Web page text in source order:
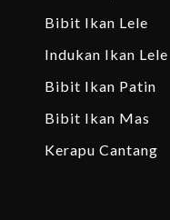
Bibit Ikan Lele
Indukan Ikan Lele
Bibit Ikan Patin
Bibit Ikan Mas
Kerapu Cantang